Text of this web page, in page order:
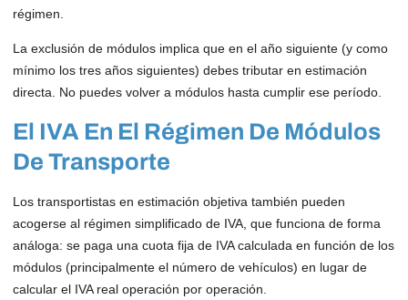
régimen.
La exclusión de módulos implica que en el año siguiente (y como
mínimo los tres años siguientes) debes tributar en estimación
directa. No puedes volver a módulos hasta cumplir ese período.
El IVA En El Régimen De Módulos
De Transporte
Los transportistas en estimación objetiva también pueden
acogerse al régimen simplificado de IVA, que funciona de forma
análoga: se paga una cuota fija de IVA calculada en función de los
módulos (principalmente el número de vehículos) en lugar de
calcular el IVA real operación por operación.